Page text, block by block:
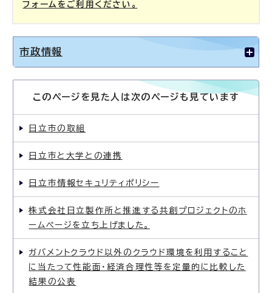
フォームをご利用ください。
市政情報
このページを見た人は次のページも見ています
日立市の取組
日立市と大学との連携
日立市情報セキュリティポリシー
株式会社日立製作所と推進する共創プロジェクトのホ
ームページを立ち上げました。
ガバメントクラウド以外のクラウド環境を利用すること
に当たって性能面・経済合理性等を定量的に比較した
結果の公表